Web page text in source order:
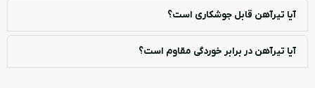
آیا تیرآهن قابل جوشکاری است؟
آیا تیرآهن در برابر خوردگی مقاوم است؟